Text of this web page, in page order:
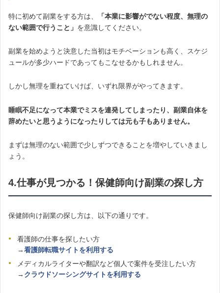
特に初めて副業をする方は、
「本業に影響がでない程度、無理の
ない範囲で行うこと」 を意識してください。
副業を始めようと決意した当初はモチベーションも高く、スケジ
ュールが多少ハードであってもこなせるかもしれません。
しかし無理を重ねていけば、いずれ限界がやってきます。
睡眠不足になって本業でミスを連発してしまったり、副業自体を
辞めたいと思うようになったりしては元も子もありません。
まずは無理のない範囲で少しずつできることを増やしていきまし
ょう。
4.仕事が見つかる！保健師向け副業の探し方
保健師向け副業の探し方は、以下の通りです。
看護師の仕事を探したい方
→看護師転職サイトを利用する
メディカルライターや翻訳など個人で案件を受注したい方
→ クラウドソーシングサイトを利用する